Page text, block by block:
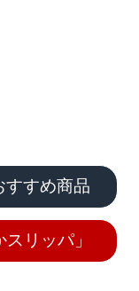
すすめ商品
リッパ」